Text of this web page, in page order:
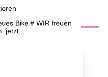
Bike # WIR freuen
jetzt...